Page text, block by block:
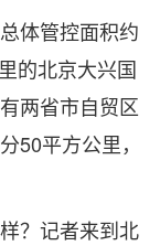
体管控面积约
的北京大兴国
两省市自贸区
50平方公里，
？记者来到北